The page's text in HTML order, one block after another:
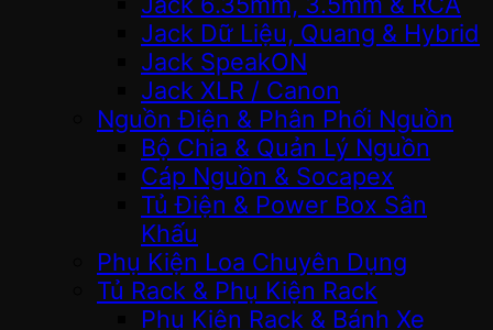
Jack Dữ Liệu, Quang & Hybrid
Jack SpeakON
Jack XLR / Canon
Nguồn Điện & Phân Phối Nguồn
Bộ Chia & Quản Lý Nguồn
Cáp Nguồn & Socapex
Tủ Điện & Power Box Sân
Khấu
Phụ Kiện Loa Chuyên Dụng
Tủ Rack & Phụ Kiện Rack
Phụ Kiện Rack & Bánh Xe